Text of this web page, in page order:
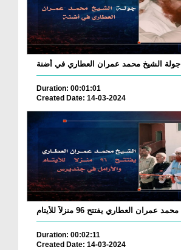
جولة الشيخ محمد عمران العطاري في أضنة
Duration: 00:01:01
Created Date: 14-03-2024
Duration: 00:02:11
Created Date: 14-03-2024